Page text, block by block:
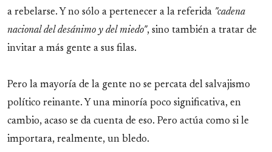
a rebelarse. Y no sólo a pertenecer a la referida "cadena
nacional del desánimo y del miedo", sino también a tratar de
invitar a más gente a sus filas.
Pero la mayoría de la gente no se percata del salvajismo
político reinante. Y una minoría poco significativa, en
cambio, acaso se da cuenta de eso. Pero actúa como si le
importara, realmente, un bledo.